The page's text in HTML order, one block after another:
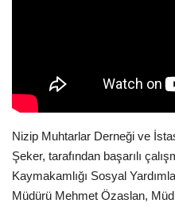
Nizip Muhtarlar Derneği ve
Şeker, tarafından başarılı
Kaymakamlığı Sosyal
Müdürü Mehmet Özaslan,